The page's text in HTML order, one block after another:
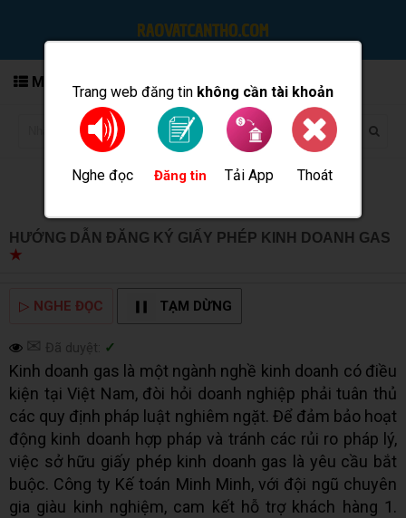
Trang web đăng tin không cần tài khoản
Nghe đọc Đăng tin Tải App Thoát
MENU
HƯỚNG DẪN ĐĂNG KÝ GIẤY PHÉP KINH DOANH GAS
★
▷ NGHE ĐỌC TẠM DỪNG
✉ Đã duyệt: ✓
Kinh doanh gas là một ngành nghề kinh doanh có điều
kiện tại Việt Nam, đòi hỏi doanh nghiệp phải tuân thủ
các quy định pháp luật nghiêm ngặt. Để đảm bảo hoạt
động kinh doanh hợp pháp và tránh các rủi ro pháp lý,
việc sở hữu giấy phép kinh doanh gas là yêu cầu bắt
buộc. Công ty Kế toán Minh Minh, với đội ngũ chuyên
gia giàu kinh nghiệm, cam kết hỗ trợ khách hàng 1.